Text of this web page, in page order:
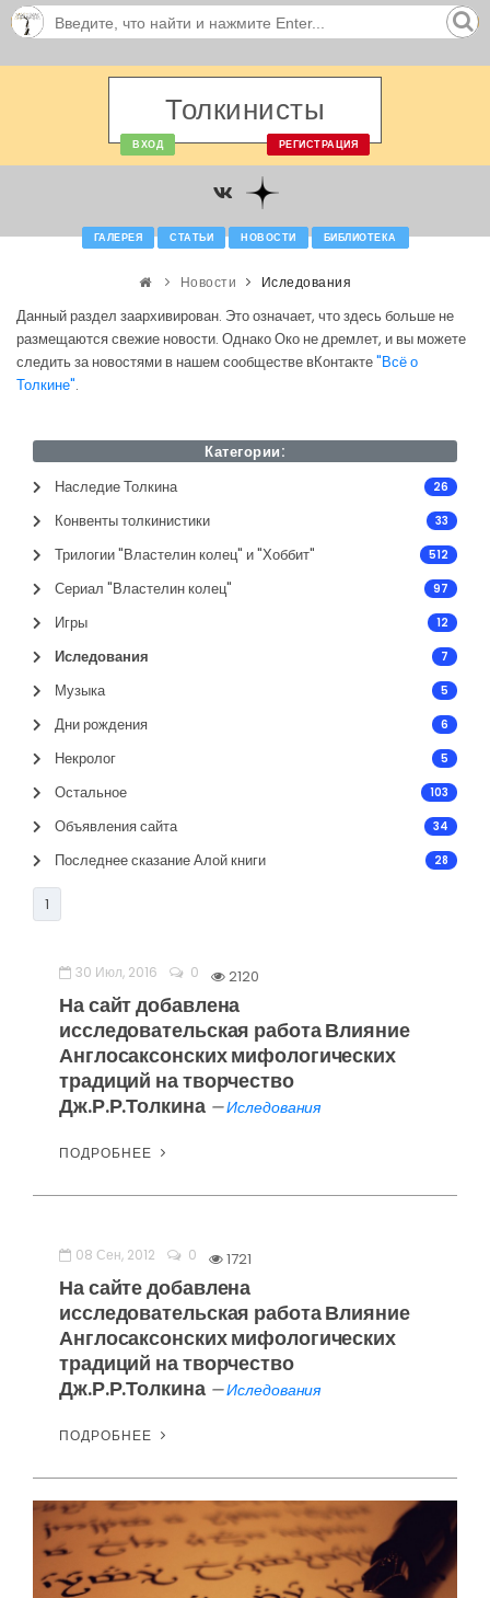
Толкинисты
ВХОД РЕГИСТРАЦИЯ
ГАЛЕРЕЯ СТАТЬИ НОВОСТИ БИБЛИОТЕКА
Новости Иследования
Данный раздел заархивирован. Это означает, что здесь больше не
размещаются свежие новости. Однако Око не дремлет, и вы можете
следить за новостями в нашем сообществе вКонтакте"Всё о
Толкине".
Категории:
Наследие Толкина
26
Конвенты толкинистики 33
Трилогии "Властелин колец" и "Хоббит" 512
Сериал "Властелин колец" 97
Игры 12
Иследования 7
Музыка 5
Дни рождения 6
Некролог 5
Остальное 103
Объявления сайта 34
Последнее сказание Алой книги 28
1
30 Июл, 2016 0 2120
На сайт добавлена
исследовательская работа Влияние
Англосаксонских мифологических
традиций на творчество
Дж.Р.Р.Толкина —Иследования
ПОДРОБНЕЕ
08 Сен, 2012 0 1721
На сайте добавлена
исследовательская работа Влияние
Англосаксонских мифологических
традиций на творчество
Дж.Р.Р.Толкина —Иследования
ПОДРОБНЕЕ